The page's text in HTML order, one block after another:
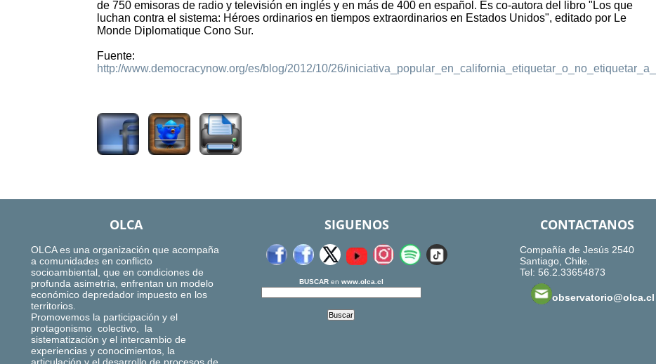
de 750 emisoras de radio y televisión en inglés y en más de 400 en español. Es co-autora del libro "Los que
luchan contra el sistema: Héroes ordinarios en tiempos extraordinarios en Estados Unidos", editado por Le
Monde Diplomatique Cono Sur.
Fuente:
http://www.democracynow.org/es/blog/2012/10/26/
OLCA
OLCA es una organización que acompaña
a comunidades en conflicto
socioambiental, que en condiciones de
profunda asimetría, enfrentan un modelo
económico depredador impuesto en los
territorios.
Promovemos la participación y el
protagonismo colectivo, la
sistematización y el intercambio de
experiencias y conocimientos, la
SIGUENOS
BUSCARen www.olca.cl
CONTACTANOS
Compañía de Jesús 2540
Santiago, Chile.
Tel: 56.2.33654873
observatorio@olca.cl